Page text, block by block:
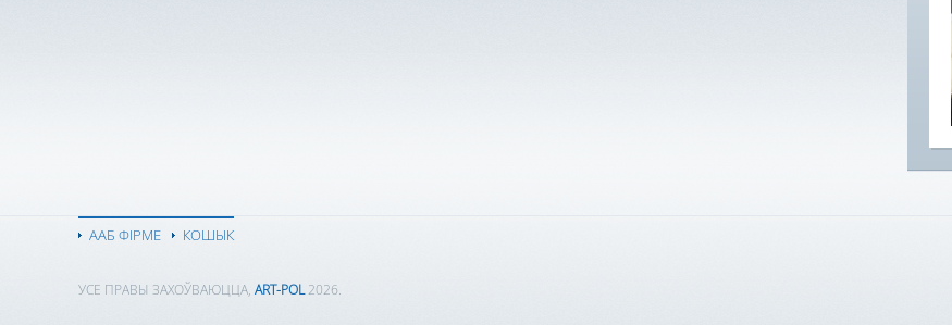
ААБ ФІРМЕ КОШЫК
УСЕ ПРАВЫ ЗАХОЎВАЮЦЦА, ART-POL2026.